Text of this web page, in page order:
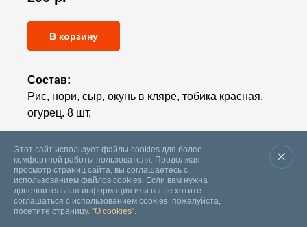
В корзину
Состав:
Рис, нори, сыр, окунь в кляре, тобика красная,
огурец. 8 шт,
Вес:
Этот сайт использует файлы cookies для более
комфортной работы пользователя. Продолжая
просмотр страниц сайта, вы соглашаетесь с
использованием файлов cookies. Если вам нужна
дополнительная информация или вы не хотите
соглашаться с использованием cookies, пожалуйста,
посетите страницу. "О cookies".